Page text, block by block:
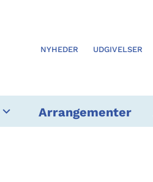
NYHEDER UDGIVELSER
Arrangementer